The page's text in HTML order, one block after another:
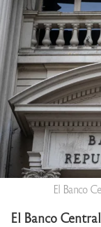
El Banco
El Banco